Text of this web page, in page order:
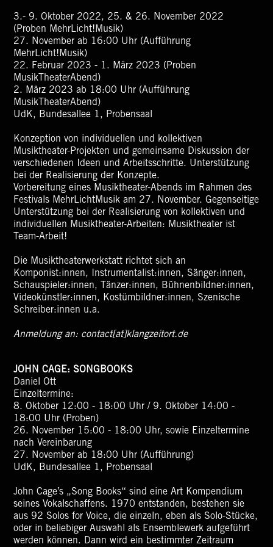
3.- 9. Oktober 2022, 25. & 26. November 2022
(Proben MehrLicht!Musik)
27. November ab 16:00 Uhr (Aufführung
MehrLicht!Musik)
22. Februar 2023 - 1. März 2023 (Proben
MusikTheaterAbend)
2. März 2023 ab 18:00 Uhr (Aufführung
MusikTheaterAbend)
UdK, Bundesallee 1, Probensaal
Konzeption von individuellen und kollektiven
Musiktheater-Projekten und gemeinsame Diskussion der
verschiedenen Ideen und Arbeitsschritte. Unterstützung
bei der Realisierung der Konzepte.
Vorbereitung eines Musiktheater-Abends im Rahmen des
Festivals MehrLichtMusik am 27. November. Gegenseitige
Unterstützung bei der Realisierung von kollektiven und
individuellen Musiktheater-Arbeiten: Musiktheater ist
Team-Arbeit!
Die Musiktheaterwerkstatt richtet sich an
Komponist:innen, Instrumentalist:innen, Sänger:innen,
Schauspieler:innen, Tänzer:innen, Bühnenbildner:innen,
Videokünstler:innen, Kostümbildner:innen, Szenische
Schreiber:innen u.a.
Anmeldung an: contact[at]klangzeitort.de
JOHN CAGE: SONGBOOKS
Daniel Ott
Einzeltermine:
8. Oktober 12:00 - 18:00 Uhr / 9. Oktober 14:00 -
18:00 Uhr (Proben)
26. November 15:00 - 18:00 Uhr, sowie Einzeltermine
nach Vereinbarung
27. November ab 18:00 Uhr (Aufführung)
UdK, Bundesallee 1, Probensaal
John Cage’s „Song Books“ sind eine Art Kompendium
seines Vokalschaffens. 1970 entstanden, bestehen sie
aus 92 Solos for Voice, die einzeln, eben als Solo-Stücke,
oder in beliebiger Auswahl als Ensemblewerk aufgeführt
werden können. Dann wird ein bestimmter Zeitraum